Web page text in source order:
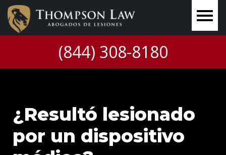
(844) 308-8180
¿Resultó lesionado
por un dispositivo